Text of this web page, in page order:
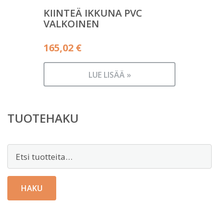
KIINTEÄ IKKUNA PVC
VALKOINEN
165,02 €
LUE LISÄÄ »
TUOTEHAKU
HAKU